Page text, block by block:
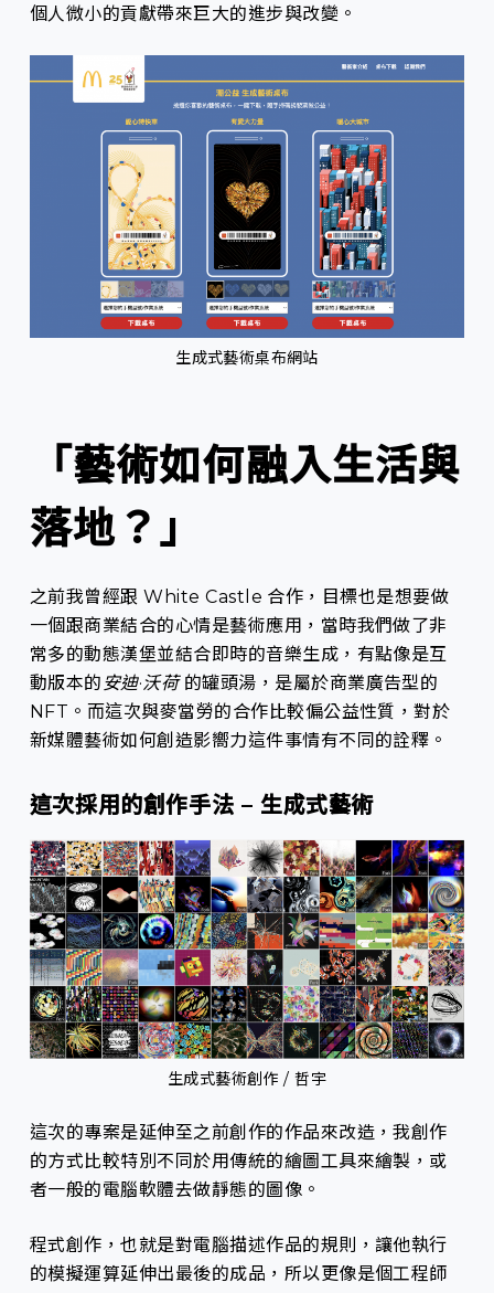
個人微小的貢獻帶來巨大的進步與改變。
生成式藝術桌布網站
「藝術如何融入生活與
落地？」
之前我曾經跟 White Castle 合作，目標也是想要做
一個跟商業結合的心情是藝術應用，當時我們做了非
常多的動態漢堡並結合即時的音樂生成，有點像是互
動版本的 安迪·沃荷 的罐頭湯，是屬於商業廣告型的
NFT。而這次與麥當勞的合作比較偏公益性質，對於
新媒體藝術如何創造影嚮力這件事情有不同的詮釋。
這次採用的創作手法 – 生成式藝術
生成式藝術創作 / 哲宇
這次的專案是延伸至之前創作的作品來改造，我創作
的方式比較特別不同於用傳統的繪圖工具來繪製，或
者一般的電腦軟體去做靜態的圖像。
程式創作，也就是對電腦描述作品的規則，讓他執行
的模擬運算延伸出最後的成品，所以更像是個工程師